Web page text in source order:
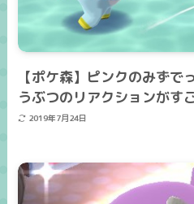
【ポケ森】ピンクのみずで
うぶつのリアクションがす
2019年7月24日